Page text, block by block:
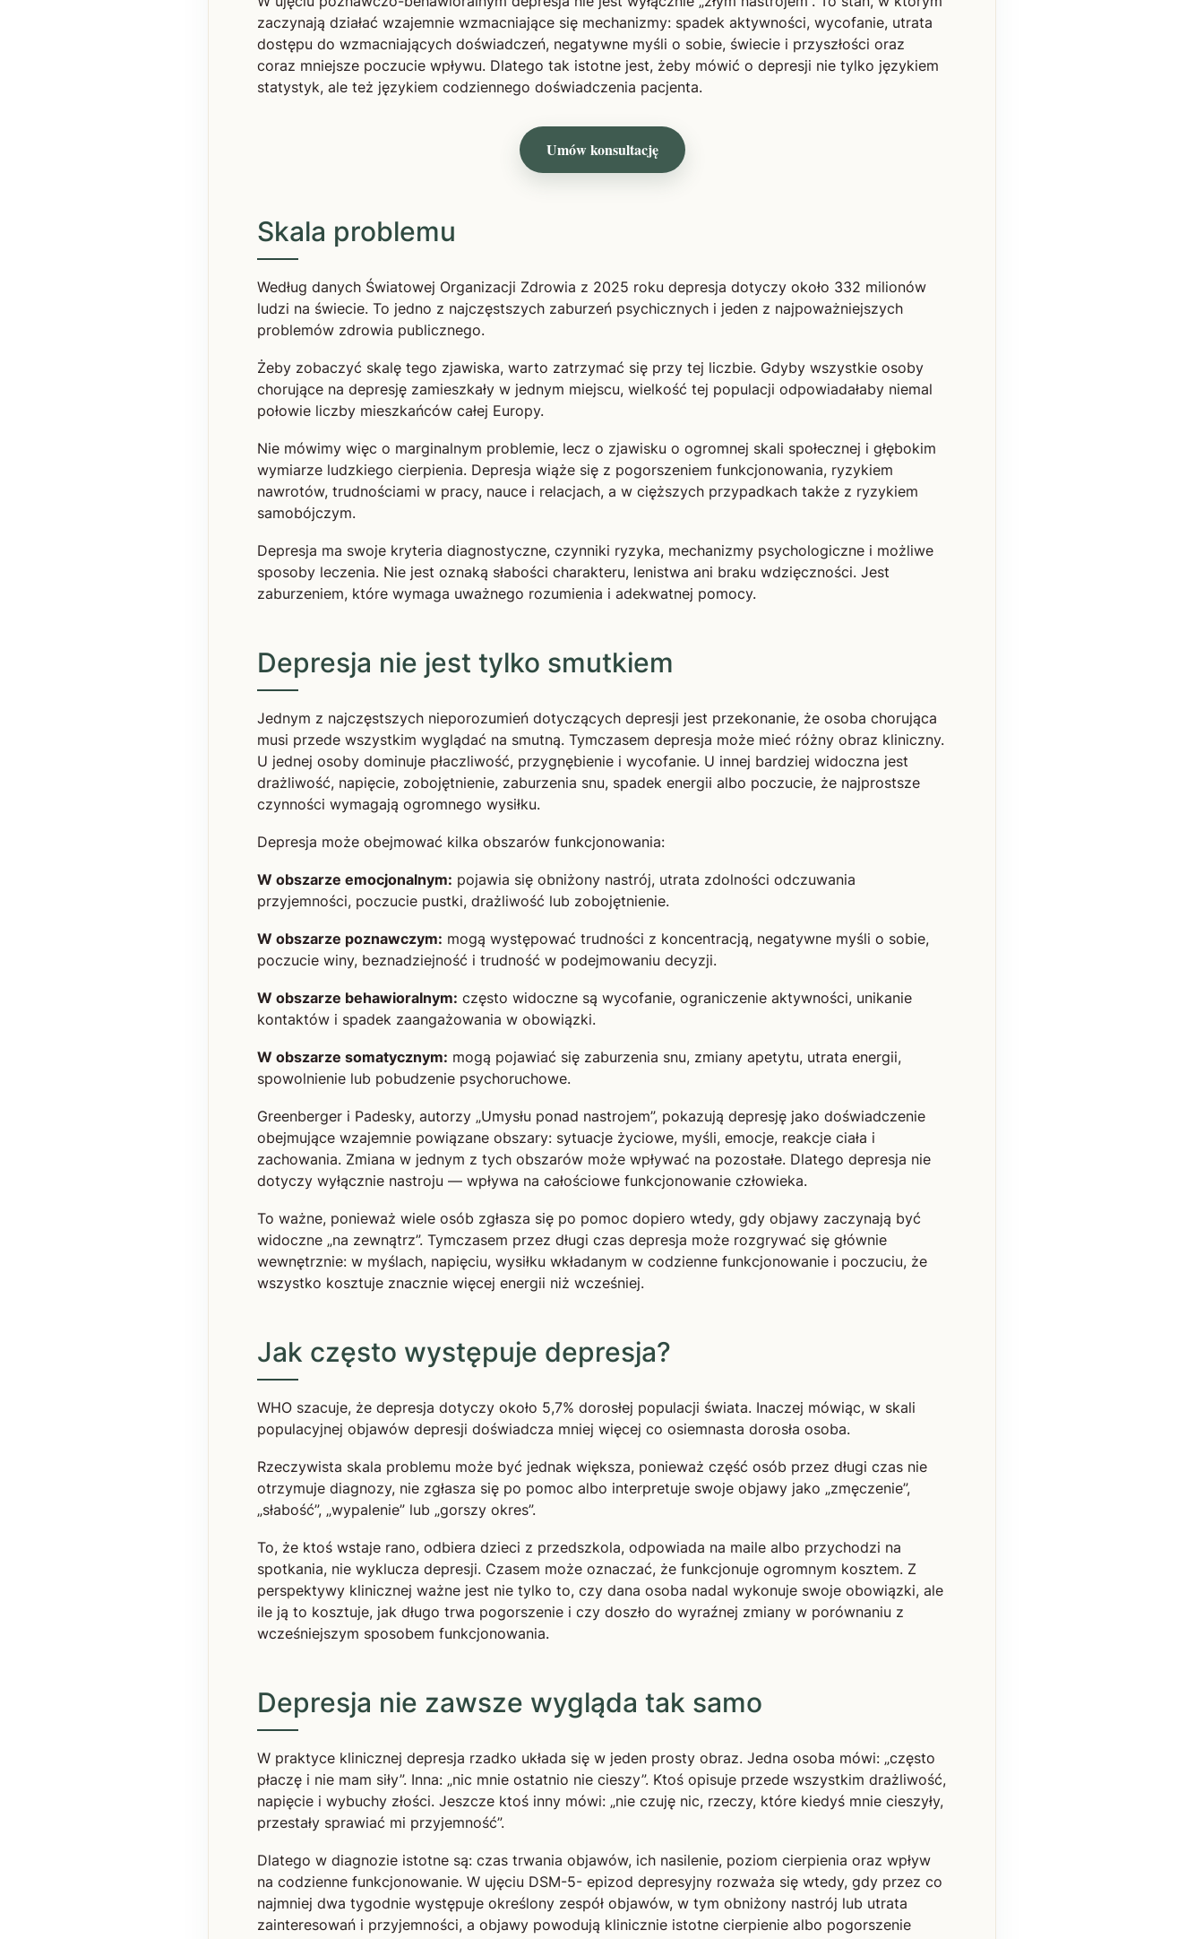
zaczynają działać wzajemnie wzmacniające się mechanizmy: spadek aktywności, wycofanie, utrata
dostępu do wzmacniających doświadczeń, negatywne myśli o sobie, świecie i przyszłości oraz
coraz mniejsze poczucie wpływu. Dlatego tak istotne jest, żeby mówić o depresji nie tylko językiem
statystyk, ale też językiem codziennego doświadczenia pacjenta.
Umów konsultację
Skala problemu
Według danych Światowej Organizacji Zdrowia z 2025 roku depresja dotyczy około 332 milionów
ludzi na świecie. To jedno z najczęstszych zaburzeń psychicznych i jeden z najpoważniejszych
problemów zdrowia publicznego.
Żeby zobaczyć skalę tego zjawiska, warto zatrzymać się przy tej liczbie. Gdyby wszystkie osoby
chorujące na depresję zamieszkały w jednym miejscu, wielkość tej populacji odpowiadałaby niemal
połowie liczby mieszkańców całej Europy.
Nie mówimy więc o marginalnym problemie, lecz o zjawisku o ogromnej skali społecznej i głębokim
wymiarze ludzkiego cierpienia. Depresja wiąże się z pogorszeniem funkcjonowania, ryzykiem
nawrotów, trudnościami w pracy, nauce i relacjach, a w cięższych przypadkach także z ryzykiem
samobójczym.
Depresja ma swoje kryteria diagnostyczne, czynniki ryzyka, mechanizmy psychologiczne i możliwe
sposoby leczenia. Nie jest oznaką słabości charakteru, lenistwa ani braku wdzięczności. Jest
zaburzeniem, które wymaga uważnego rozumienia i adekwatnej pomocy.
Depresja nie jest tylko smutkiem
Jednym z najczęstszych nieporozumień dotyczących depresji jest przekonanie, że osoba chorująca
musi przede wszystkim wyglądać na smutną. Tymczasem depresja może mieć różny obraz kliniczny.
U jednej osoby dominuje płaczliwość, przygnębienie i wycofanie. U innej bardziej widoczna jest
drażliwość, napięcie, zobojętnienie, zaburzenia snu, spadek energii albo poczucie, że najprostsze
czynności wymagają ogromnego wysiłku.
Depresja może obejmować kilka obszarów funkcjonowania:
W obszarze emocjonalnym: pojawia się obniżony nastrój, utrata zdolności odczuwania
przyjemności, poczucie pustki, drażliwość lub zobojętnienie.
W obszarze poznawczym: mogą występować trudności z koncentracją, negatywne myśli o sobie,
poczucie winy, beznadziejność i trudność w podejmowaniu decyzji.
W obszarze behawioralnym: często widoczne są wycofanie, ograniczenie aktywności, unikanie
kontaktów i spadek zaangażowania w obowiązki.
W obszarze somatycznym: mogą pojawiać się zaburzenia snu, zmiany apetytu, utrata energii,
spowolnienie lub pobudzenie psychoruchowe.
Greenberger i Padesky, autorzy „Umysłu ponad nastrojem”, pokazują depresję jako doświadczenie
obejmujące wzajemnie powiązane obszary: sytuacje życiowe, myśli, emocje, reakcje ciała i
zachowania. Zmiana w jednym z tych obszarów może wpływać na pozostałe. Dlatego depresja nie
dotyczy wyłącznie nastroju — wpływa na całościowe funkcjonowanie człowieka.
To ważne, ponieważ wiele osób zgłasza się po pomoc dopiero wtedy, gdy objawy zaczynają być
widoczne „na zewnątrz”. Tymczasem przez długi czas depresja może rozgrywać się głównie
wewnętrznie: w myślach, napięciu, wysiłku wkładanym w codzienne funkcjonowanie i poczuciu, że
wszystko kosztuje znacznie więcej energii niż wcześniej.
Jak często występuje depresja?
WHO szacuje, że depresja dotyczy około 5,7% dorosłej populacji świata. Inaczej mówiąc, w skali
populacyjnej objawów depresji doświadcza mniej więcej co osiemnasta dorosła osoba.
Rzeczywista skala problemu może być jednak większa, ponieważ część osób przez długi czas nie
otrzymuje diagnozy, nie zgłasza się po pomoc albo interpretuje swoje objawy jako „zmęczenie”,
„słabość”, „wypalenie” lub „gorszy okres”.
To, że ktoś wstaje rano, odbiera dzieci z przedszkola, odpowiada na maile albo przychodzi na
spotkania, nie wyklucza depresji. Czasem może oznaczać, że funkcjonuje ogromnym kosztem. Z
perspektywy klinicznej ważne jest nie tylko to, czy dana osoba nadal wykonuje swoje obowiązki, ale
ile ją to kosztuje, jak długo trwa pogorszenie i czy doszło do wyraźnej zmiany w porównaniu z
wcześniejszym sposobem funkcjonowania.
Depresja nie zawsze wygląda tak samo
W praktyce klinicznej depresja rzadko układa się w jeden prosty obraz. Jedna osoba mówi: „często
płaczę i nie mam siły”. Inna: „nic mnie ostatnio nie cieszy”. Ktoś opisuje przede wszystkim drażliwość,
napięcie i wybuchy złości. Jeszcze ktoś inny mówi: „nie czuję nic, rzeczy, które kiedyś mnie cieszyły,
przestały sprawiać mi przyjemność”.
Dlatego w diagnozie istotne są: czas trwania objawów, ich nasilenie, poziom cierpienia oraz wpływ
na codzienne funkcjonowanie. W ujęciu DSM-5- epizod depresyjny rozważa się wtedy, gdy przez co
najmniej dwa tygodnie występuje określony zespół objawów, w tym obniżony nastrój lub utrata
zainteresowań i przyjemności, a objawy powodują klinicznie istotne cierpienie albo pogorszenie